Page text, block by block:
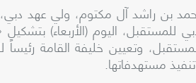
بن راشد آل مكتوم، ولي عهد دبي،
اليوم (الأربعاء) بتشكيل
وتعيين خليفة القامة رئيساً
مستهدفاتها.